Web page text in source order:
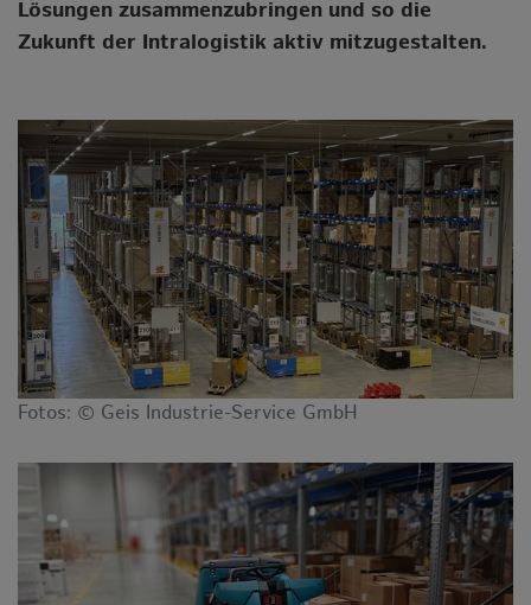
Lösungen zusammenzubringen und so die
Zukunft der Intralogistik aktiv mitzugestalten.
Fotos: © Geis Industrie-Service GmbH